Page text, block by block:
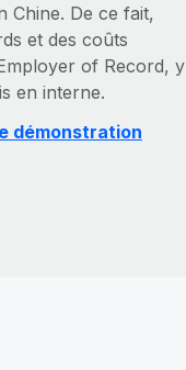
Chine. De ce fait,
et des coûts
of Record, y
en interne.
démonstration